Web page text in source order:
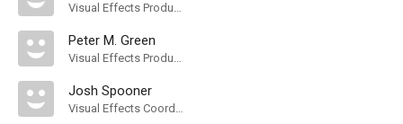
Visual Effects Producer
Peter M. Green
Visual Effects Producer
Josh Spooner
Visual Effects Coordinator